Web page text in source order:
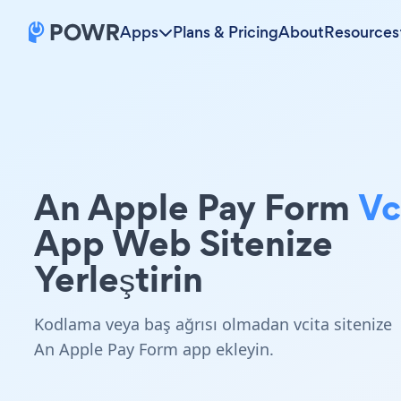
Apps Plans & PricingAboutResources
An Apple Pay Form
App Web Sitenize
Yerleştirin
Kodlama veya baş ağrısı olmadan vcita sitenize
An Apple Pay Form app ekleyin.